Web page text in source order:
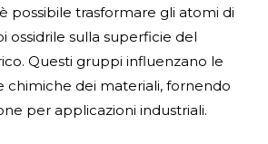
possibile trasformare gli atomi di
ossidrile sulla superficie del
Questi gruppi influenzano le
chimiche dei materiali, fornendo
per applicazioni industriali.